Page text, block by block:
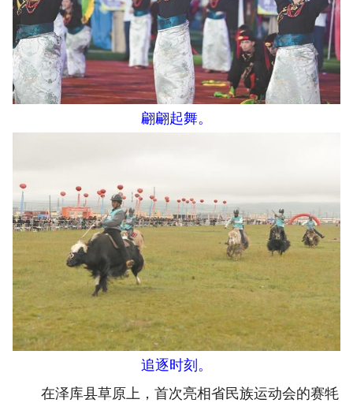
翩翩起舞。
追逐时刻。
在泽库县草原上，首次亮相省民族运动会的赛牦